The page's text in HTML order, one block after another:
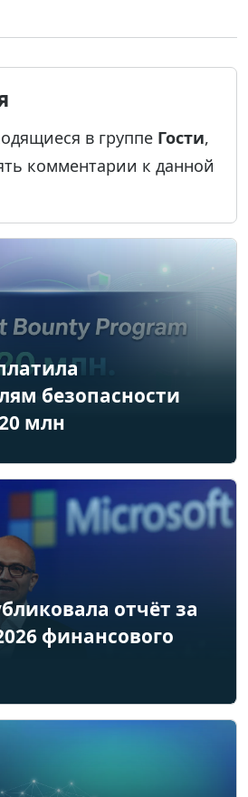
в группе Гости,
комментарии к данной
безопасности
млн
отчёт за
финансового